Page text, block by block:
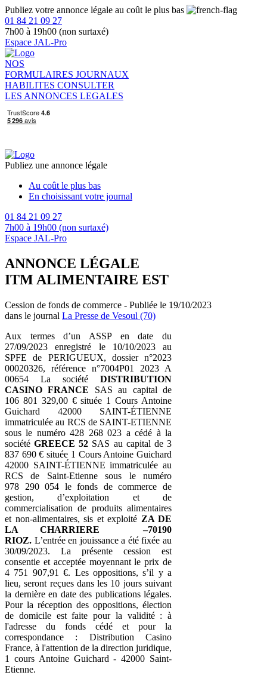
Publiez votre annonce légale au coût le plus bas
01 84 21 09 27
7h00 à 19h00 (non surtaxé)
Espace JAL-Pro
NOS
FORMULAIRES JOURNAUX
HABILITES CONSULTER
LES ANNONCES LEGALES
Publiez une annonce légale
Au coût le plus bas
En choisissant votre journal
01 84 21 09 27
7h00 à 19h00 (non surtaxé)
Espace JAL-Pro
ANNONCE LÉGALE
ITM ALIMENTAIRE EST
Cession de fonds de commerce - Publiée le 19/10/2023
dans le journal La Presse de Vesoul (70)
Aux termes d’un ASSP en date du
27/09/2023 enregistré le 10/10/2023 au
SPFE de PERIGUEUX, dossier n°2023
00020326, référence n°7004P01 2023 A
00654 La société DISTRIBUTION
CASINO FRANCE SAS au capital de
106 801 329,00 € située 1 Cours Antoine
Guichard 42000 SAINT-ÉTIENNE
immatriculée au RCS de SAINT-ETIENNE
sous le numéro 428 268 023 a cédé à la
sociétéGREECE 52 SAS au capital de 3
837 690 € située 1 Cours Antoine Guichard
42000 SAINT-ÉTIENNE immatriculée au
RCS de Saint-Etienne sous le numéro
978 290 054 le fonds de commerce de
gestion, d’exploitation et de
commercialisation de produits alimentaires
et non-alimentaires, sis et exploité ZA DE
LA CHARRIERE –70190
RIOZ. L’entrée en jouissance a été fixée au
30/09/2023. La présente cession est
consentie et acceptée moyennant le prix de
4 751 907,91 €. Les oppositions, s’il y a
lieu, seront reçues dans les 10 jours suivant
la dernière en date des publications légales.
Pour la réception des oppositions, élection
de domicile est faite pour la validité : à
l'adresse du fonds cédé et pour la
correspondance : Distribution Casino
France, à l'attention de la direction juridique,
1 cours Antoine Guichard - 42000 Saint-
Etienne.